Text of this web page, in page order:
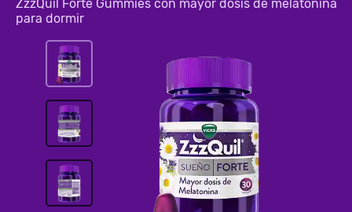
ZzzQuil Forte Gummies con mayor dosis de melatonina
para dormir